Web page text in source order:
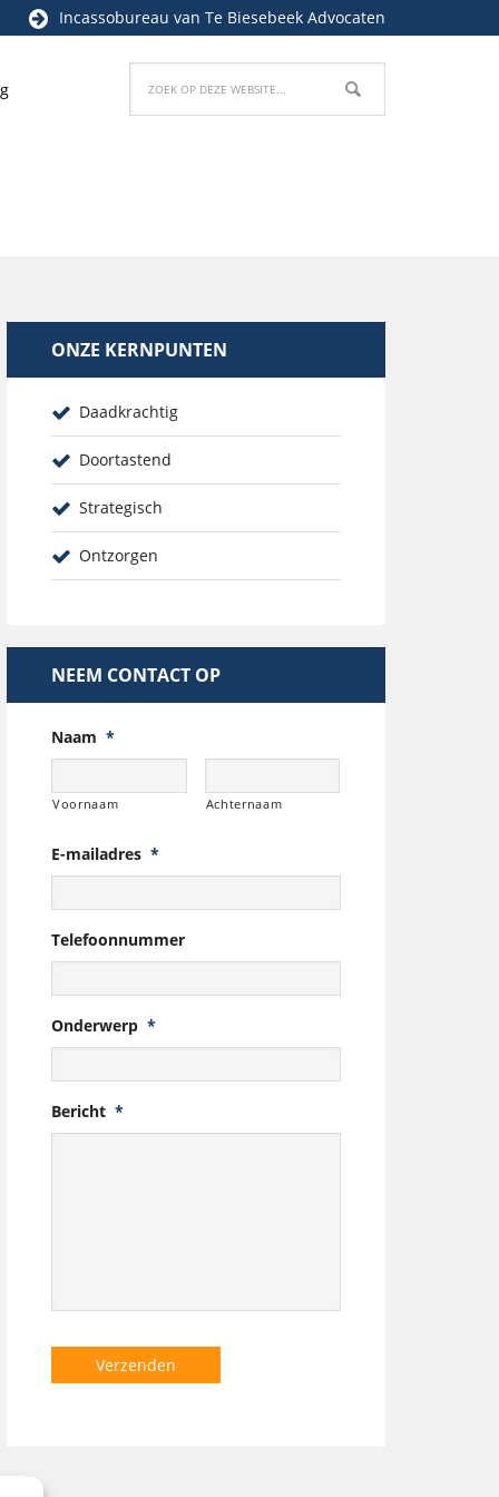
Incassobureau van Te Biesebeek Advocaten
ONZE KERNPUNTEN
Daadkrachtig
Doortastend
Strategisch
Ontzorgen
NEEM CONTACT OP
Naam *
Voornaam Achternaam
E-mailadres *
Telefoonnummer
Onderwerp *
Bericht *